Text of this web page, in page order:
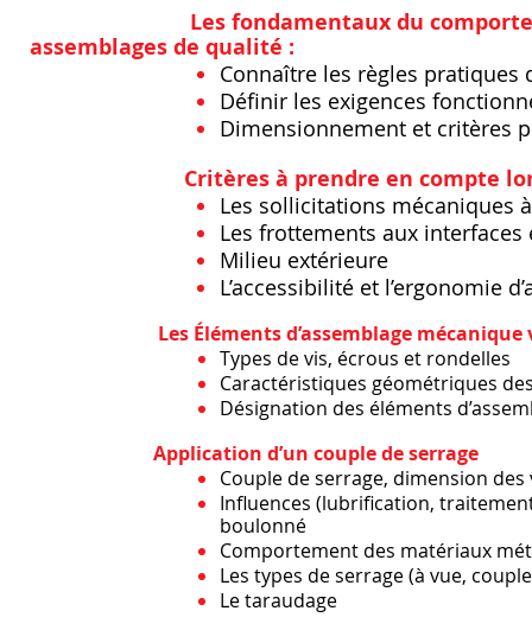
Les fondamentaux du
assemblages de qualité :
Connaître les règles pratiques
Définir les exigences
Dimensionnement et critères
Critères à prendre en compte
Les sollicitations mécaniques
Les frottements aux interfaces
Milieu extérieure
L’accessibilité et l’ergonomie
Les Éléments d’assemblage
Types de vis, écrous et rondelles
Caractéristiques géométriques
Désignation des éléments
Application d’un couple de serrage
Couple de serrage, dimension
Influences (lubrification,
boulonné
Comportement des matériaux
Les types de serrage (à vue,
Le taraudage